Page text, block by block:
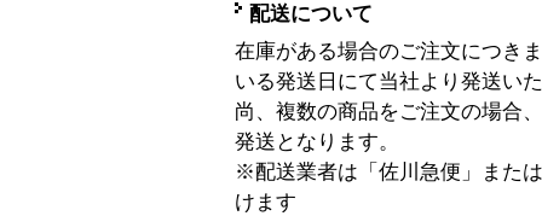
配送について
在庫がある場合のご注文につき
いる発送日にて当社より発送い
尚、複数の商品をご注文の場合
発送となります。
※配送業者は「佐川急便」また
けます